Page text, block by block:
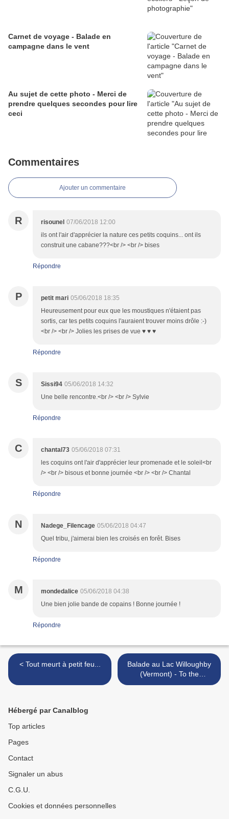
Carnet de voyage - Balade en
campagne dans le vent
Au sujet de cette photo - Merci de
prendre quelques secondes pour lire
ceci
Commentaires
Ajouter un commentaire
R risounel 07/06/2018 12:00
ils ont l'air d'apprécier la nature ces petits coquins... ont ils
construit une cabane???<br /> <br /> bises
Répondre
P petit mari 05/06/2018 18:35
Heureusement pour eux que les moustiques n'étaient pas
sortis, car tes petits coquins l'auraient trouver moins drôle :-)
<br /> <br /> Jolies les prises de vue ♥ ♥ ♥
Répondre
S Sissi94 05/06/2018 14:32
Une belle rencontre.<br /> <br /> Sylvie
Répondre
C chantal73 05/06/2018 07:31
les coquins ont l'air d'apprécier leur promenade et le soleil<br
/> <br /> bisous et bonne journée <br /> <br /> Chantal
Répondre
N Nadege_Filencage 05/06/2018 04:47
Quel tribu, j'aimerai bien les croisés en forêt. Bises
Répondre
M mondedalice 05/06/2018 04:38
Une bien jolie bande de copains ! Bonne journée !
Répondre
< Tout meurt à petit feu...
Balade au Lac Willoughby
(Vermont) - To the
Willoughby lake (Vermont) >
Hébergé par Canalblog
Top articles
Pages
Contact
Signaler un abus
C.G.U.
Cookies et données personnelles